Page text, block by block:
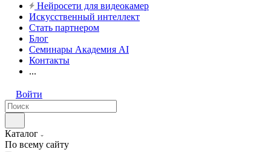
Нейросети для видеокамер
Искусственный интеллект
Стать партнером
Блог
Семинары Академия AI
Контакты
...
Войти
Каталог
По всему сайту